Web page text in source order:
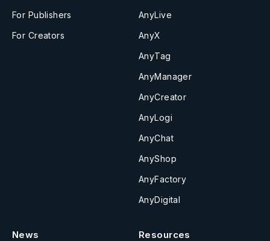
For Publishers
For Creators
AnyLive
AnyX
AnyTag
AnyManager
AnyCreator
AnyLogi
AnyChat
AnyShop
AnyFactory
AnyDigital
News Resources